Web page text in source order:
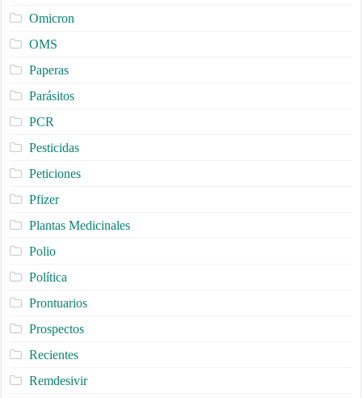
Omicron
OMS
Paperas
Parásitos
PCR
Pesticidas
Peticiones
Pfizer
Plantas Medicinales
Polio
Política
Prontuarios
Prospectos
Recientes
Remdesivir